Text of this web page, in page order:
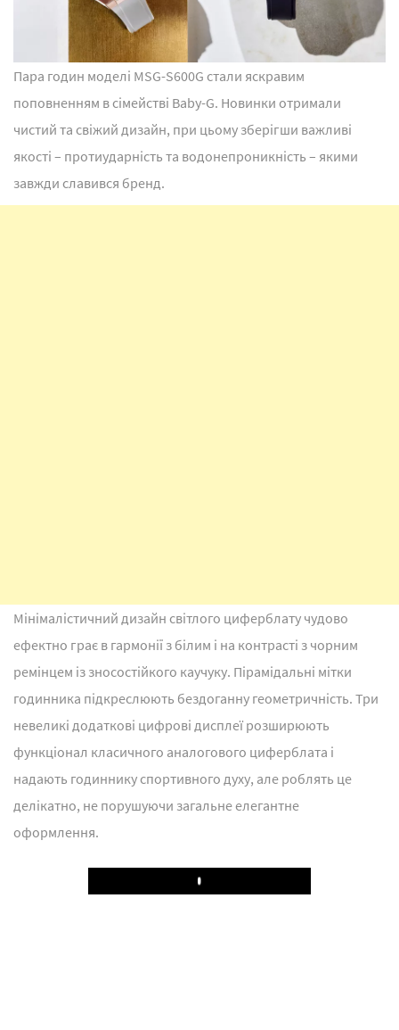
Пара годин моделі MSG-S600G стали яскравим
поповненням в сімействі Baby-G. Новинки отримали
чистий та свіжий дизайн, при цьому зберігши важливі
якості – протиударність та водонепроникність – якими
завжди славився бренд.
Мінімалістичний дизайн світлого циферблату чудово
ефектно грає в гармонії з білим і на контрасті з чорним
ремінцем із зносостійкого каучуку. Пірамідальні мітки
годинника підкреслюють бездоганну геометричність. Три
невеликі додаткові цифрові дисплеї розширюють
функціонал класичного аналогового циферблата і
надають годиннику спортивного духу, але роблять це
делікатно, не порушуючи загальне елегантне
оформлення.
Play